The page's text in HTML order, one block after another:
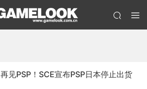
再见PSP！SCE宣布PSP日本停止出货